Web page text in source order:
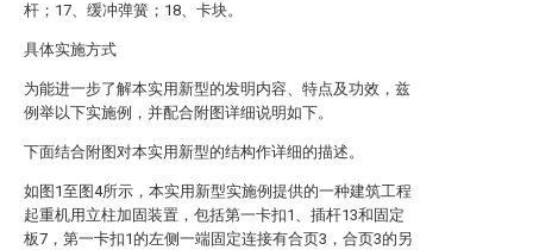
杆；17、缓冲弹簧；18、卡块。
具体实施方式
为能进一步了解本实用新型的发明内容、特点及功效，兹
例举以下实施例，并配合附图详细说明如下。
下面结合附图对本实用新型的结构作详细的描述。
如图1至图4所示，本实用新型实施例提供的一种建筑工程
起重机用立柱加固装置，包括第一卡扣1、插杆13和固定
板7，第一卡扣1的左侧一端固定连接有合页3，合页3的另